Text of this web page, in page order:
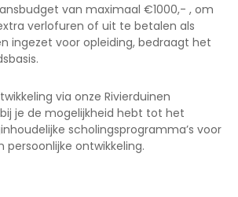
van maximaal €1000,- , om
verlofuren of uit te betalen als
ingezet voor opleiding, bedraagt het
via onze Rivierduinen
je de mogelijkheid hebt tot het
scholingsprogramma’s voor
persoonlijke ontwikkeling.